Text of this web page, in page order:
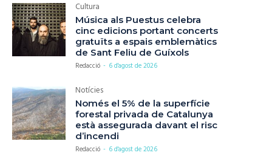
Cultura
Música als Puestus celebra
cinc edicions portant concerts
gratuïts a espais emblemàtics
de Sant Feliu de Guíxols
Redacció - 6 d'agost de 2026
Notícies
Només el 5% de la superfície
forestal privada de Catalunya
està assegurada davant el risc
d’incendi
Redacció - 6 d'agost de 2026